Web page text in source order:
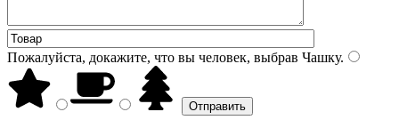
Пожалуйста, докажите, что вы человек, выбрав Чашку.